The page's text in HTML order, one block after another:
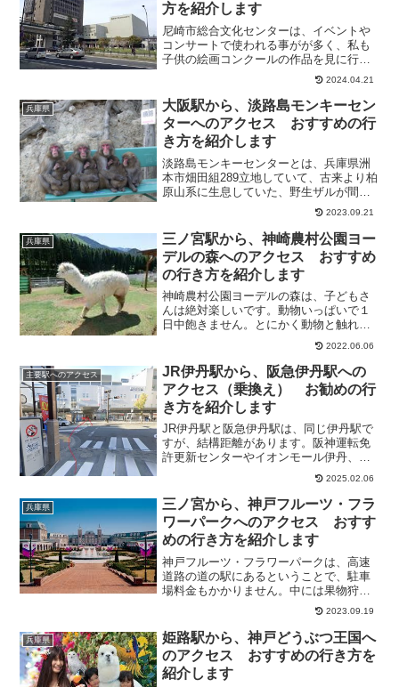
方を紹介します
尼崎市総合文化センターは、イベントや
コンサートで使われる事がが多く、私も
子供の絵画コンクールの作品を見に行き
ました。中は広いです。食事処もあり、
お茶できますバス停からも近いので利用
しやすいです。そこで今回は、三宮駅か
ら、尼崎市総合文化センタ...
2024.04.21
兵庫県
大阪駅から、淡路島モンキーセン
ターへのアクセス おすすめの行
き方を紹介します
淡路島モンキーセンターとは、兵庫県洲
本市畑田組289立地していて、古来より柏
原山系に生息していた、野生ザルが間近
で見られる施設です。サルの性格はおと
なしく、仲の良い円満なサル社会をのぞ
くことができます。朝9時頃山からやって
きて、夕方5時半頃...
2023.09.21
兵庫県
三ノ宮駅から、神崎農村公園ヨー
デルの森へのアクセス おすすめ
の行き方を紹介します
神崎農村公園ヨーデルの森は、子どもさ
んは絶対楽しいです。動物いっぱいで１
日中飽きません。とにかく動物と触れ合
えます。ペンギン、ウサギ、モルモッ
ト、鳥、馬、アルパカなど、様々な動物
に餌をあげられます。広い草原で弁当を
食べて、夏は川魚のつかみ取...
2022.06.06
主要駅へのアクセス
JR伊丹駅から、阪急伊丹駅への
アクセス（乗換え） お勧めの行
き方を紹介します
JR伊丹駅と阪急伊丹駅は、同じ伊丹駅で
すが、結構距離があります。阪神運転免
許更新センターやイオンモール伊丹、有
岡城跡へ行く場合は、JRが便利です。そ
こで気になるのが、乗換え方法ですよ
ね。ですので今回は、JR伊丹駅から、阪
急伊丹駅への乗換え方...
2025.02.06
兵庫県
三ノ宮から、神戸フルーツ・フラ
ワーパークへのアクセス おすす
めの行き方を紹介します
神戸フルーツ・フラワーパークは、高速
道路の道の駅にあるということで、駐車
場料金もかかりません。中には果物狩
り、バーベキュー場、広場、牧場などな
ど一日中過ごせる場所です。雨の日はや
ることがあまりなくお勧めできません。
バーベキューも持ち込みなし...
2023.09.19
兵庫県
姫路駅から、神戸どうぶつ王国へ
のアクセス おすすめの行き方を
紹介します